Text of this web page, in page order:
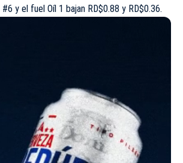
#6 y el fuel Oíl 1 bajan RD$0.88 y RD$0.36.